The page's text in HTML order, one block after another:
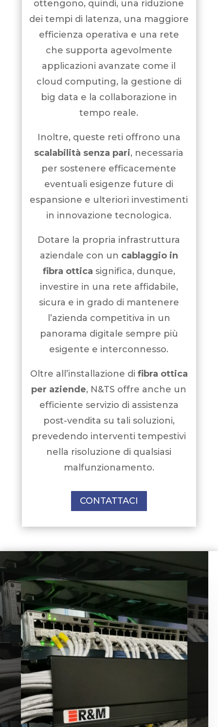
ottengono, quindi, una riduzione
dei tempi di latenza, una maggiore
efficienza operativa e una rete
che supporta agevolmente
applicazioni avanzate come il
cloud computing, la gestione di
big data e la collaborazione in
tempo reale.
Inoltre, queste reti offrono una
scalabilità senza pari, necessaria
per sostenere efficacemente
eventuali esigenze future di
espansione e ulteriori investimenti
in innovazione tecnologica.
Dotare la propria infrastruttura
aziendale con un cablaggio in
fibra ottica significa, dunque,
investire in una rete affidabile,
sicura e in grado di mantenere
l’azienda competitiva in un
panorama digitale sempre più
esigente e interconnesso.
Oltre all’installazione di fibra ottica
per aziende, N&TS offre anche un
efficiente servizio di assistenza
post-vendita su tali soluzioni,
prevedendo interventi tempestivi
nella risoluzione di qualsiasi
malfunzionamento.
CONTATTACI